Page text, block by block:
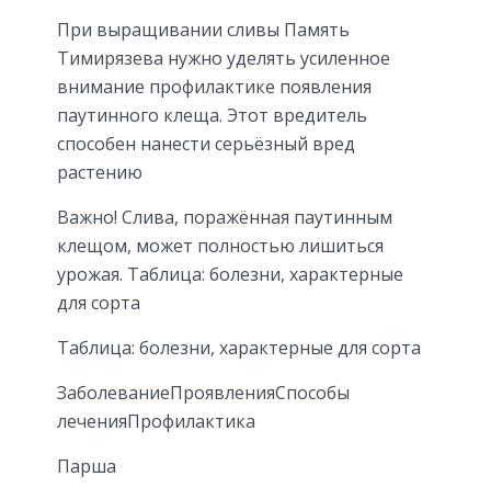
При выращивании сливы Память
Тимирязева нужно уделять усиленное
внимание профилактике появления
паутинного клеща. Этот вредитель
способен нанести серьёзный вред
растению
Важно! Слива, поражённая паутинным
клещом, может полностью лишиться
урожая. Таблица: болезни, характерные
для сорта
Таблица: болезни, характерные для сорта
ЗаболеваниеПроявленияСпособы
леченияПрофилактика
Парша